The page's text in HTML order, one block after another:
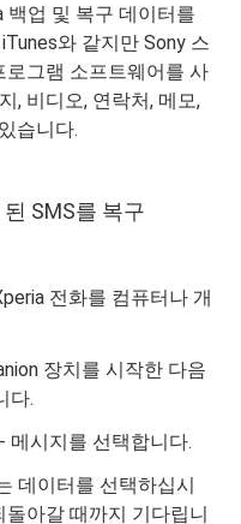
백업 및 복구 데이터를
와 같지만 Sony 스
로그램 소프트웨어를 사
, 비디오, 연락처, 메모,
습니다.
SMS를 복구
전화를 컴퓨터나 개
장치를 시작한 다음
다.
메시지를 선택합니다.
데이터를 선택하십시
아갈 때까지 기다립니